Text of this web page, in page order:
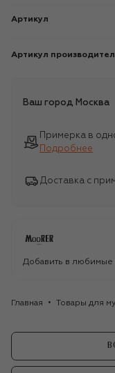
Артикул
Артикул
Ваш город Москва
Примерка в
Подробнее
Доставка с
Добавить в любимые
Главная Товары для